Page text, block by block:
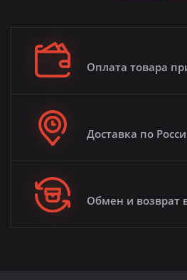
Оплата товара
Доставка по
Обмен и возврат